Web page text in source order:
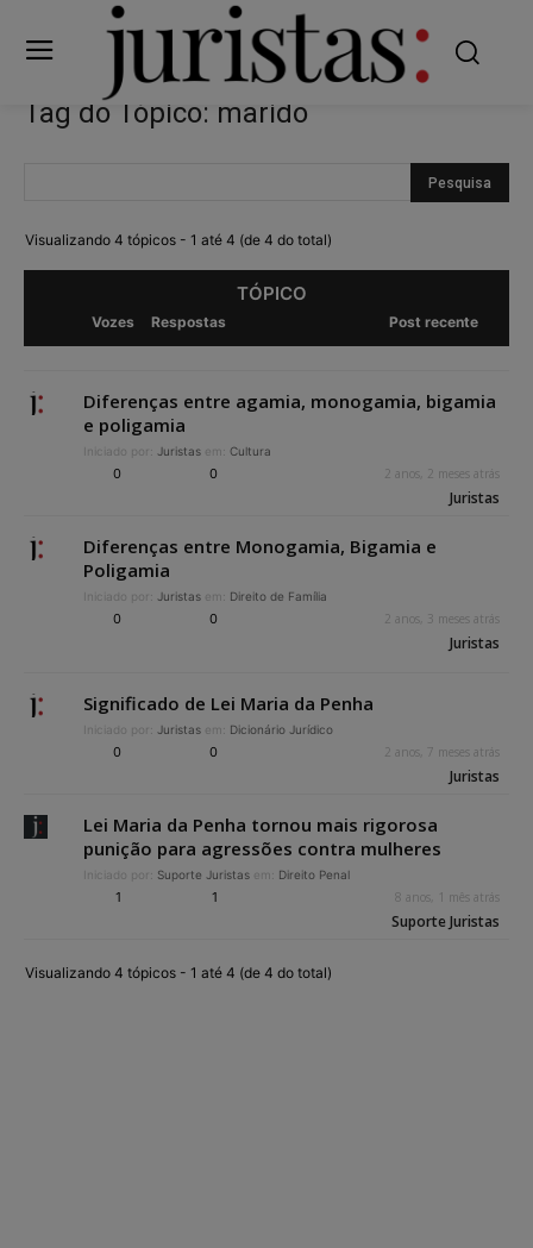
Tag do Tópico: marido
Visualizando 4 tópicos - 1 até 4 (de 4 do total)
TÓPICO
Vozes Respostas Post recente
Diferenças entre agamia, monogamia, bigamia
e poligamia
Iniciado por: Juristas em: Cultura
0 0 2 anos, 2 meses atrás
Juristas
Diferenças entre Monogamia, Bigamia e
Poligamia
Iniciado por: Juristas em: Direito de Família
0 0 2 anos, 3 meses atrás
Juristas
Significado de Lei Maria da Penha
Iniciado por: Juristas em: Dicionário Jurídico
0 0 2 anos, 7 meses atrás
Juristas
Lei Maria da Penha tornou mais rigorosa
punição para agressões contra mulheres
Iniciado por: Suporte Juristas em: Direito Penal
1 1 8 anos, 1 mês atrás
Suporte Juristas
Visualizando 4 tópicos - 1 até 4 (de 4 do total)